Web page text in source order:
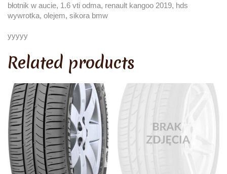
błotnik w aucie, 1.6 vti odma, renault kangoo 2019, hds
wywrotka, olejem, sikora bmw
yyyyy
Related products